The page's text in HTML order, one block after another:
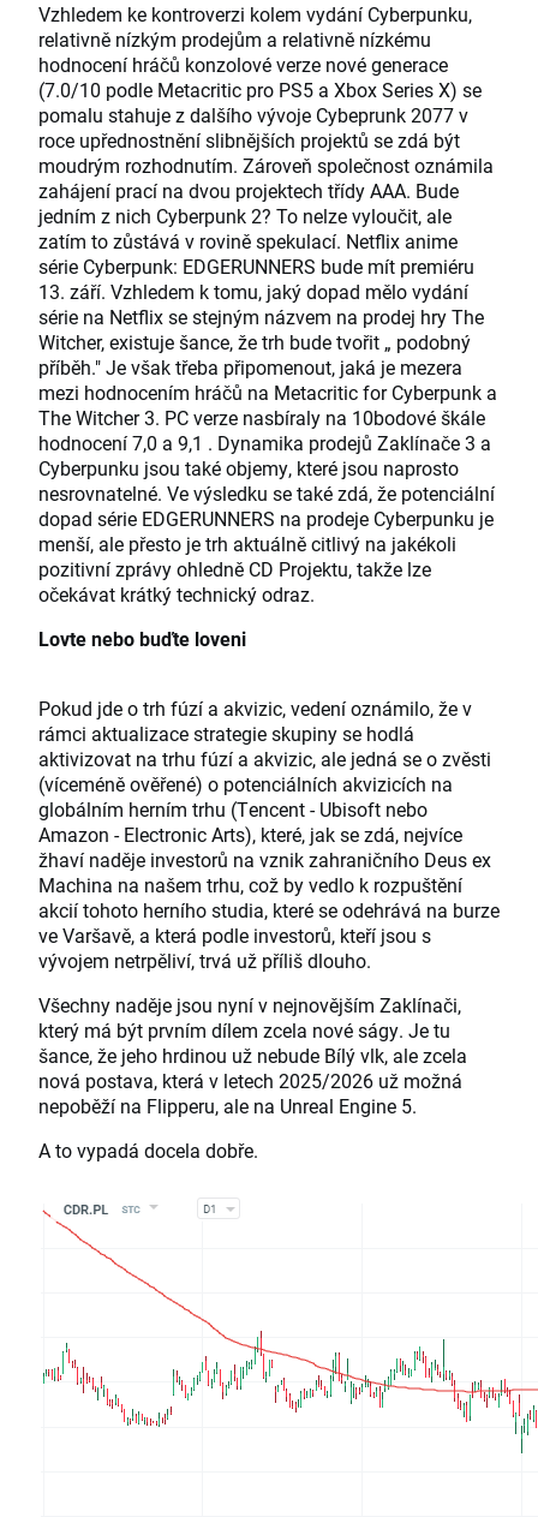
Vzhledem ke kontroverzi kolem vydání Cyberpunku,
relativně nízkým prodejům a relativně nízkému
hodnocení hráčů konzolové verze nové generace
(7.0/10 podle Metacritic pro PS5 a Xbox Series X) se
pomalu stahuje z dalšího vývoje Cybeprunk 2077 v
roce upřednostnění slibnějších projektů se zdá být
moudrým rozhodnutím. Zároveň společnost oznámila
zahájení prací na dvou projektech třídy AAA. Bude
jedním z nich Cyberpunk 2? To nelze vyloučit, ale
zatím to zůstává v rovině spekulací. Netflix anime
série Cyberpunk: EDGERUNNERS bude mít premiéru
13. září. Vzhledem k tomu, jaký dopad mělo vydání
série na Netflix se stejným názvem na prodej hry The
Witcher, existuje šance, že trh bude tvořit „ podobný
příběh." Je však třeba připomenout, jaká je mezera
mezi hodnocením hráčů na Metacritic for Cyberpunk a
The Witcher 3. PC verze nasbíraly na 10bodové škále
hodnocení 7,0 a 9,1 . Dynamika prodejů Zaklínače 3 a
Cyberpunku jsou také objemy, které jsou naprosto
nesrovnatelné. Ve výsledku se také zdá, že potenciální
dopad série EDGERUNNERS na prodeje Cyberpunku je
menší, ale přesto je trh aktuálně citlivý na jakékoli
pozitivní zprávy ohledně CD Projektu, takže lze
očekávat krátký technický odraz.
Lovte nebo buďte loveni
Pokud jde o trh fúzí a akvizic, vedení oznámilo, že v
rámci aktualizace strategie skupiny se hodlá
aktivizovat na trhu fúzí a akvizic, ale jedná se o zvěsti
(víceméně ověřené) o potenciálních akvizicích na
globálním herním trhu (Tencent - Ubisoft nebo
Amazon - Electronic Arts), které, jak se zdá, nejvíce
žhaví naděje investorů na vznik zahraničního Deus ex
Machina na našem trhu, což by vedlo k rozpuštění
akcií tohoto herního studia, které se odehrává na burze
ve Varšavě, a která podle investorů, kteří jsou s
vývojem netrpěliví, trvá už příliš dlouho.
Všechny naděje jsou nyní v nejnovějším Zaklínači,
který má být prvním dílem zcela nové ságy. Je tu
šance, že jeho hrdinou už nebude Bílý vlk, ale zcela
nová postava, která v letech 2025/2026 už možná
nepoběží na Flipperu, ale na Unreal Engine 5.
A to vypadá docela dobře.